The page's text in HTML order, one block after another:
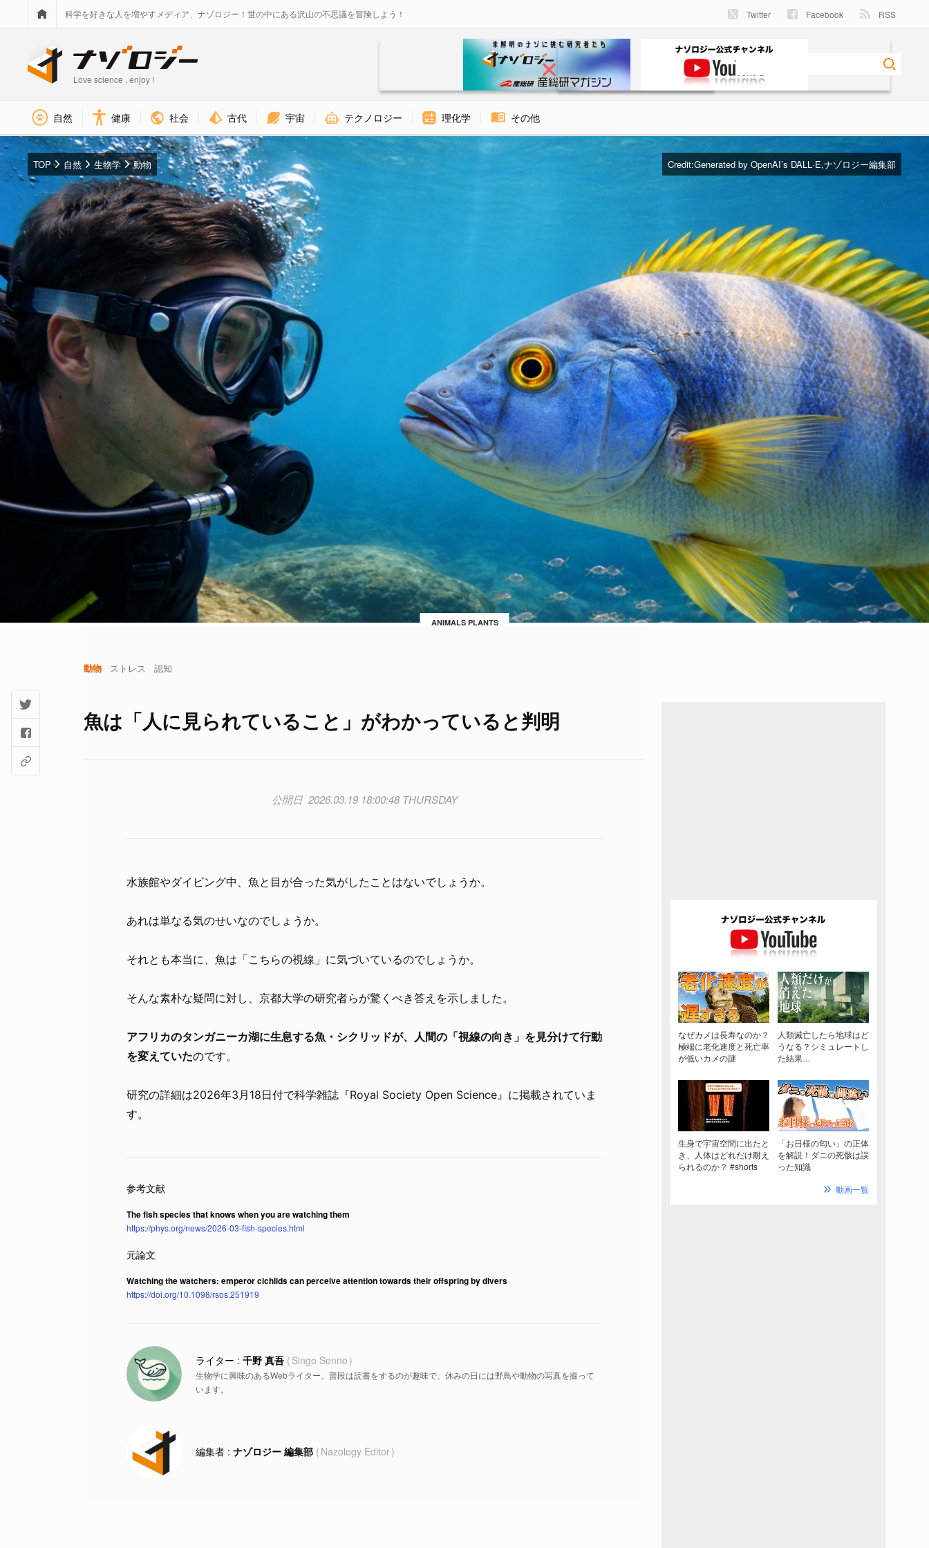
科学を好きな人を増やすメディア、ナゾロジー！世の中にある沢山の不思議を冒険しよう！ Twitter Facebook RSS
Love science , enjoy !
自然 健康 社会 古代 宇宙 テクノロジー 理化学 その他
Credit:Generated by OpenAI’s DALL·E,ナゾロジー編集部
ANIMALS PLANTS
TOP 自然 生物学 動物
動物 ストレス 認知
魚は「人に見られていること」がわかっていると判明
2026.03.19 18:00:48 THURSDAY
水族館やダイビング中、魚と目が合った気がしたことはないでしょうか。
あれは単なる気のせいなのでしょうか。
それとも本当に、魚は「こちらの視線」に気づいているのでしょうか。
そんな素朴な疑問に対し、京都大学の研究者らが驚くべき答えを示しました。
アフリカのタンガニーカ湖に生息する魚・シクリッドが、人間の「視線の向き」を見分けて行動
を変えていたのです。
研究の詳細は2026年3月18日付で科学雑誌『Royal Society Open Science』に掲載されていま
す。
The fish species that knows when you are watching them
https://phys.org/news/2026-03-fish-species.html
Watching the watchers: emperor cichlids can perceive attention towards their offspring by divers
https://doi.org/10.1098/rsos.251919
千野 真吾 Singo Senno
生物学に興味のあるWebライター。普段は読書をするのが趣味で、休みの日には野鳥や動物の写真を撮って
います。
ナゾロジー 編集部 Nazology Editor
なぜカメは長寿なのか？
極端に老化速度と死亡率
が低いカメの謎
人類滅亡したら地球はど
うなる？シミュレートし
た結果…
生身で宇宙空間に出たと
き、人体はどれだけ耐え
られるのか？ #shorts
「お日様の匂い」の正体
を解説！ダニの死骸は誤
った知識
動画一覧